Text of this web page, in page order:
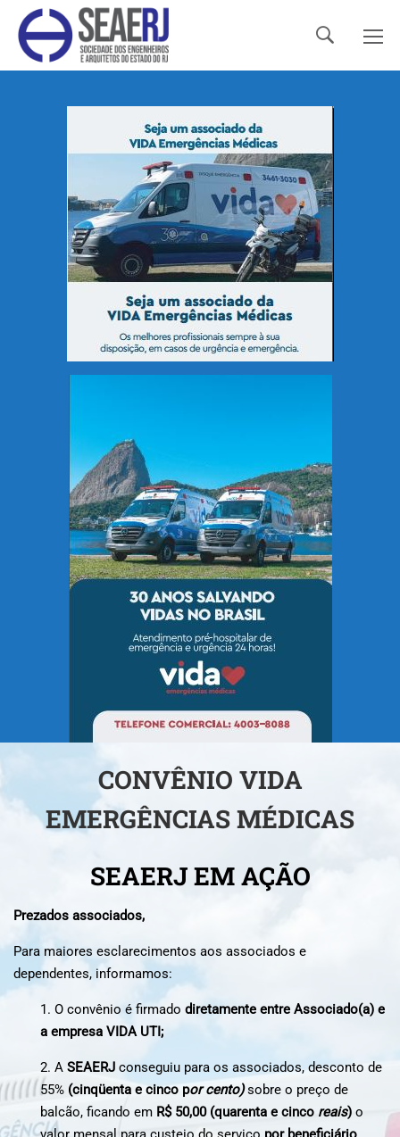
CONVÊNIO VIDA
EMERGÊNCIAS MÉDICAS
SEAERJ EM AÇÃO
Prezados associados,
Para maiores esclarecimentos aos associados e
dependentes, informamos:
1. O convênio é firmado diretamente entre Associado(a) e
a empresa VIDA UTI;
2. A SEAERJ conseguiu para os associados, desconto de
55% (cinqüenta e cinco por cento)sobre o preço de
balcão, ficando em R$ 50,00 (quarenta e cinco reais) o